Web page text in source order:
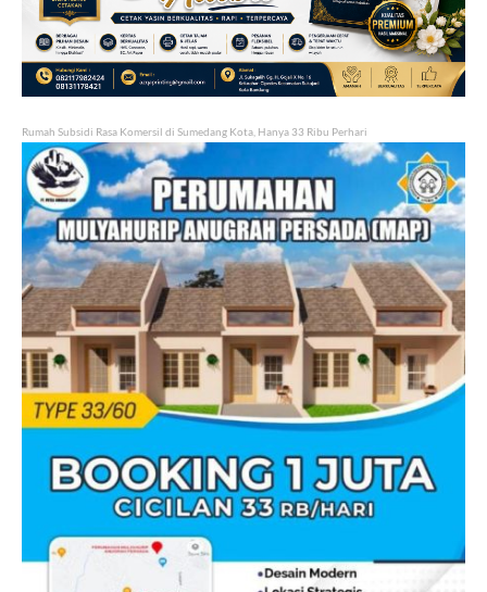
Rumah Subsidi Rasa Komersil di Sumedang Kota, Hanya 33 Ribu Perhari